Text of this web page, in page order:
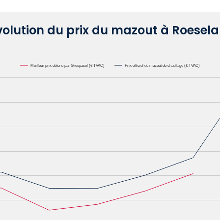
du prix du mazout à
Meilleur prix obtenu par Groupasol (€ TVAC) Prix officiel du mazout de chauffage (€ TVAC)